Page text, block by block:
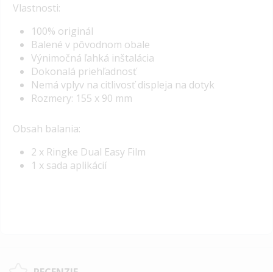
Vlastnosti:
100% originál
Balené v pôvodnom obale
Výnimočná ľahká inštalácia
Dokonalá priehľadnosť
Nemá vplyv na citlivosť displeja na dotyk
Rozmery: 155 x 90 mm
Obsah balania:
2 x Ringke Dual Easy Film
1 x sada aplikácií